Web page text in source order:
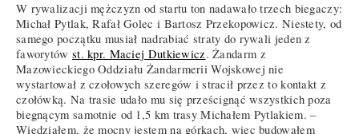
W rywalizacji mężczyzn od startu ton nadawało trzech biegaczy:
Michał Pytlak, Rafał Golec i Bartosz Przekopowicz. Niestety, od
samego początku musiał nadrabiać straty do rywali jeden z
faworytów st. kpr. Maciej Dutkiewicz. Żandarm z
Mazowieckiego Oddziału Żandarmerii Wojskowej nie
wystartował z czołowych szeregów i stracił przez to kontakt z
czołówką. Na trasie udało mu się prześcignąć wszystkich poza
biegnącym samotnie od 1,5 km trasy Michałem Pytlakiem. –
Wiedziałem, że mocny jestem na górkach, więc budowałem